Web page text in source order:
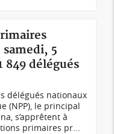
5
849 délégués
délégués nationaux
(NPP), le principal
s’apprêtent à
primaires pr...